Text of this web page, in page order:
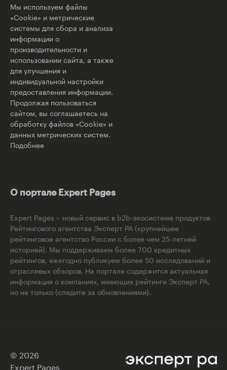
Мы используем файлы
«Cookie» и метрические
системы для сбора и анализа
информации о
производительности и
использовании сайта, а также
для улучшения и
индивидуальной настройки
предоставления информации.
Продолжая пользоваться
сайтом, вы соглашаетесь на
обработку файлов «Cookie» и
данных метрических систем.
Подобнее
О портале Expert Pages
Expert Pages – новый сервис в b2b-экосистеме продуктов
Рейтингового агентства Эксперт РА (крупнейшее
рейтинговое агентство России с более чем 25-летней
историей). Мы поддерживаем более 700 кредитных
рейтингов, ежегодно публикуем более 50 исследований и
отраслевых обзоров. На портале содержится актуальная
информация о компаниях, имеющих рейтинги Эксперт РА,
но не только (следите за обновлениями).
© 2026
Expert Pages